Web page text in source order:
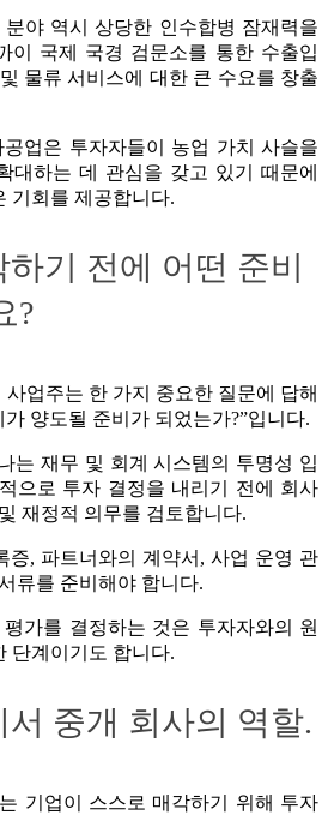
야 역시 상당한 인수합병 잠재력을
이 국제 국경 검문소를 통한 수출입
물류 서비스에 대한 큰 수요를 창출
업은 투자자들이 농업 가치 사슬을
대하는 데 관심을 갖고 있기 때문에
기회를 제공합니다.
기 전에 어떤 준비
?
업주는 한 가지 중요한 질문에 답해
양도될 준비가 되었는가?”입니다.
는 재무 및 회계 시스템의 투명성 입
으로 투자 결정을 내리기 전에 회사
재정적 의무를 검토합니다.
증, 파트너와의 계약서, 사업 운영 관
류를 준비해야 합니다.
가를 결정하는 것은 투자자와의 원
단계이기도 합니다.
중개 회사의 역할.
기업이 스스로 매각하기 위해 투자